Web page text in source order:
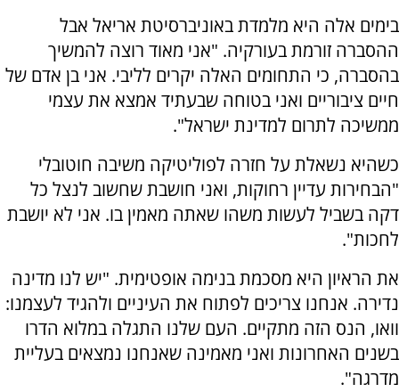
בימים אלה היא מלמדת באוניברסיטת אריאל אבל
ההסברה זורמת בעורקיה. "אני מאוד רוצה להמשיך
בהסברה, כי התחומים האלה יקרים לליבי. אני בן אדם של
חיים ציבוריים ואני בטוחה שבעתיד אמצא את עצמי
ממשיכה לתרום למדינת ישראל".
כשהיא נשאלת על חזרה לפוליטיקה משיבה חוטובלי
"הבחירות עדיין רחוקות, ואני חושבת שחשוב לנצל כל
דקה בשביל לעשות משהו שאתה מאמין בו. אני לא יושבת
לחכות".
את הראיון היא מסכמת בנימה אופטימית. "יש לנו מדינה
נדירה. אנחנו צריכים לפתוח את העיניים ולהגיד לעצמנו:
וואו, הנס הזה מתקיים. העם שלנו התגלה במלוא הדרו
בשנים האחרונות ואני מאמינה שאנחנו נמצאים בעליית
מדרגה".